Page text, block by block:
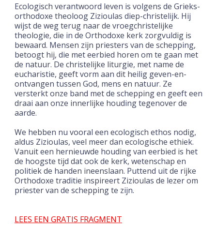
Ecologisch verantwoord leven is volgens de Grieks-
orthodoxe theoloog Zizioulas diep-christelijk. Hij
wijst de weg terug naar de vroegchristelijke
theologie, die in de Orthodoxe kerk zorgvuldig is
bewaard. Mensen zijn priesters van de schepping,
betoogt hij, die met eerbied horen om te gaan met
de natuur. De christelijke liturgie, met name de
eucharistie, geeft vorm aan dit heilig geven-en-
ontvangen tussen God, mens en natuur. Ze
versterkt onze band met de schepping en geeft een
draai aan onze innerlijke houding tegenover de
aarde.
We hebben nu vooral een ecologisch ethos nodig,
aldus Zizioulas, veel meer dan ecologische ethiek.
Vanuit een hernieuwde houding van eerbied is het
de hoogste tijd dat ook de kerk, wetenschap en
politiek de handen ineenslaan. Puttend uit de rijke
Orthodoxe traditie inspireert Zizioulas de lezer om
priester van de schepping te zijn.
LEES EEN GRATIS FRAGMENT